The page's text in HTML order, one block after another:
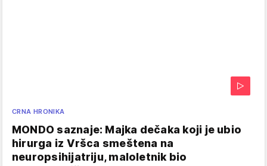
CRNA HRONIKA
MONDO saznaje: Majka dečaka koji je ubio
hirurga iz Vršca smeštena na
neuropsihijatriju, maloletnik bio